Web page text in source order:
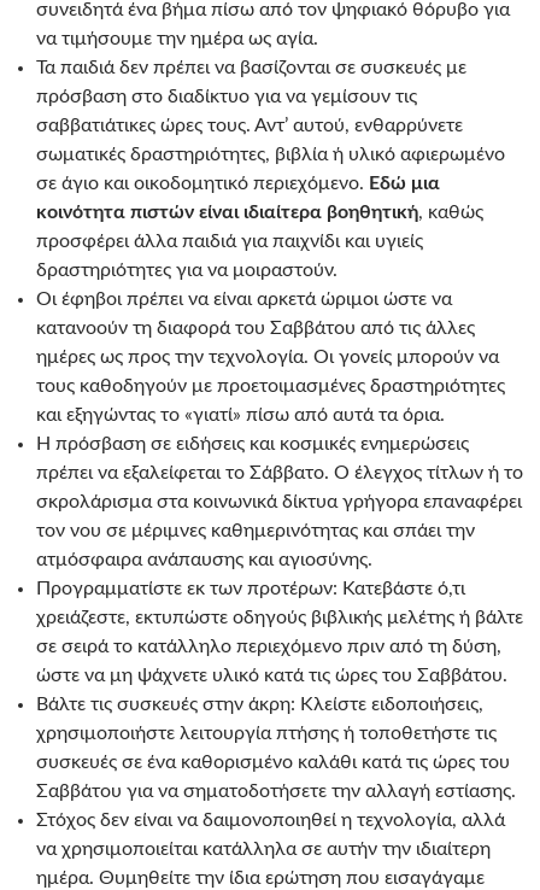
συνειδητά ένα βήμα πίσω από τον ψηφιακό θόρυβο για
να τιμήσουμε την ημέρα ως αγία.
Τα παιδιά δεν πρέπει να βασίζονται σε συσκευές με
πρόσβαση στο διαδίκτυο για να γεμίσουν τις
σαββατιάτικες ώρες τους. Αντ’ αυτού, ενθαρρύνετε
σωματικές δραστηριότητες, βιβλία ή υλικό αφιερωμένο
σε άγιο και οικοδομητικό περιεχόμενο. Εδώ μια
κοινότητα πιστών είναι ιδιαίτερα βοηθητική, καθώς
προσφέρει άλλα παιδιά για παιχνίδι και υγιείς
δραστηριότητες για να μοιραστούν.
Οι έφηβοι πρέπει να είναι αρκετά ώριμοι ώστε να
κατανοούν τη διαφορά του Σαββάτου από τις άλλες
ημέρες ως προς την τεχνολογία. Οι γονείς μπορούν να
τους καθοδηγούν με προετοιμασμένες δραστηριότητες
και εξηγώντας το «γιατί» πίσω από αυτά τα όρια.
Η πρόσβαση σε ειδήσεις και κοσμικές ενημερώσεις
πρέπει να εξαλείφεται το Σάββατο. Ο έλεγχος τίτλων ή το
σκρολάρισμα στα κοινωνικά δίκτυα γρήγορα επαναφέρει
τον νου σε μέριμνες καθημερινότητας και σπάει την
ατμόσφαιρα ανάπαυσης και αγιοσύνης.
Προγραμματίστε εκ των προτέρων: Κατεβάστε ό,τι
χρειάζεστε, εκτυπώστε οδηγούς βιβλικής μελέτης ή βάλτε
σε σειρά το κατάλληλο περιεχόμενο πριν από τη δύση,
ώστε να μη ψάχνετε υλικό κατά τις ώρες του Σαββάτου.
Βάλτε τις συσκευές στην άκρη: Κλείστε ειδοποιήσεις,
χρησιμοποιήστε λειτουργία πτήσης ή τοποθετήστε τις
συσκευές σε ένα καθορισμένο καλάθι κατά τις ώρες του
Σαββάτου για να σηματοδοτήσετε την αλλαγή εστίασης.
Στόχος δεν είναι να δαιμονοποιηθεί η τεχνολογία, αλλά
να χρησιμοποιείται κατάλληλα σε αυτήν την ιδιαίτερη
ημέρα. Θυμηθείτε την ίδια ερώτηση που εισαγάγαμε